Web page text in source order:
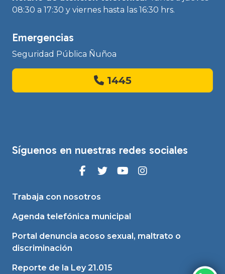
08:30 a 17:30 y viernes hasta las 16:30 hrs.
Emergencias
Seguridad Pública Ñuñoa
1445
Síguenos en nuestras redes sociales
Trabaja con nosotros
Agenda telefónica municipal
Portal denuncia acoso sexual, maltrato o
discriminación
Reporte de la Ley 21.015